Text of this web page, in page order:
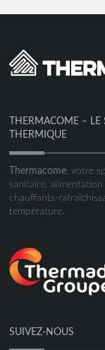
THERMACOME – LE
THERMIQUE
Thermacome, votre
sanitaire,
chauffants-
température.
SUIVEZ-NOUS